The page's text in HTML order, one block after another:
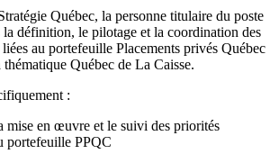
Québec, la personne titulaire du poste
définition, le pilotage et la coordination des
au portefeuille Placements privés Québec
Québec de La Caisse.
:
mise en œuvre et le suivi des priorités
portefeuille PPQC